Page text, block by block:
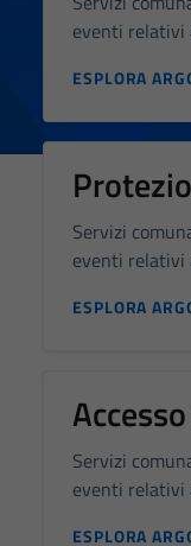
eventi relativi
ESPLORA
Servizi
eventi relativi
ESPLORA
Servizi
eventi relativi
ESPLORA